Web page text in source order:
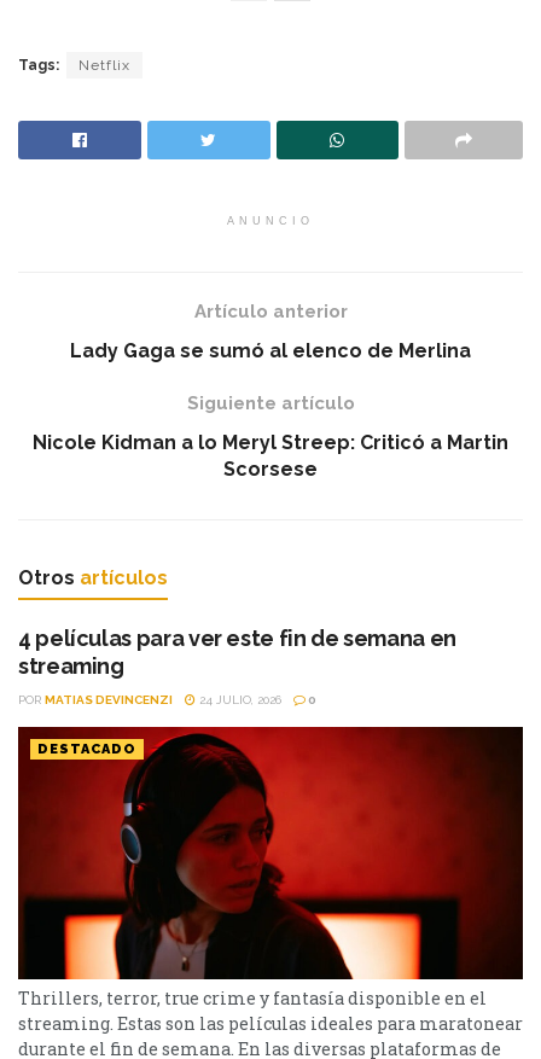
Tags: Netflix
ANUNCIO
Artículo anterior
Lady Gaga se sumó al elenco de Merlina
Siguiente artículo
Nicole Kidman a lo Meryl Streep: Criticó a Martin
Scorsese
Otros artículos
4 películas para ver este fin de semana en
streaming
POR MATIAS DEVINCENZI 24 JULIO, 2026 0
DESTACADO
Thrillers, terror, true crime y fantasía disponible en el
streaming. Estas son las películas ideales para maratonear
durante el fin de semana. En las diversas plataformas de